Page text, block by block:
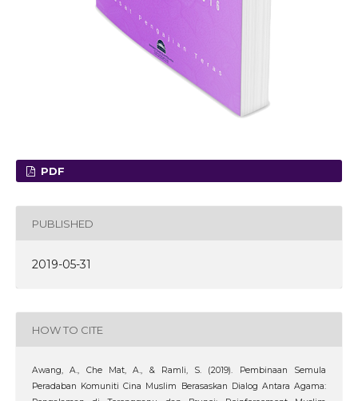
PDF
PUBLISHED
2019-05-31
HOW TO CITE
Awang, A., Che Mat, A., & Ramli, S. (2019). Pembinaan Semula
Peradaban Komuniti Cina Muslim Berasaskan Dialog Antara Agama: